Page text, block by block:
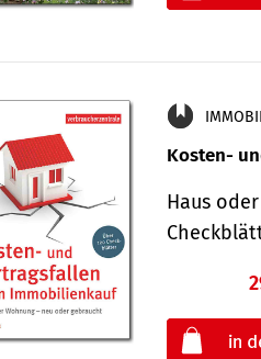
Kosten-
Haus